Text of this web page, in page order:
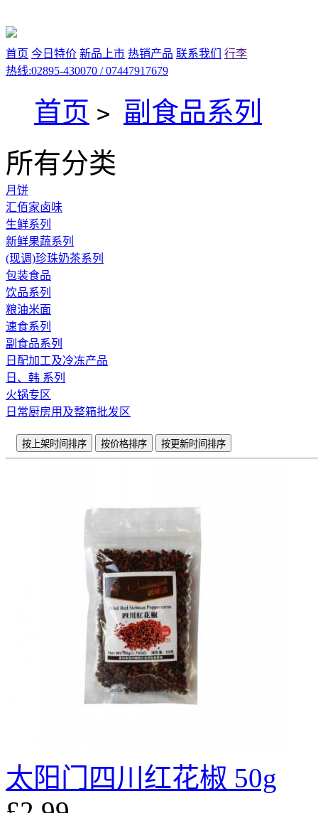
首页 今日特价 新品上市 热销产品 联系我们
行李
热线:02895-430070 / 07447917679
首页 > 副食品系列
所有分类
月饼
汇佰家卤味
生鲜系列
新鲜果蔬系列
(现调)珍珠奶茶系列
包装食品
饮品系列
粮油米面
速食系列
副食品系列
日配加工及冷冻产品
日、韩 系列
火锅专区
日常厨房用及整箱批发区
按上架时间排序 按价格排序 按更新时间排序
太阳门四川红花椒 50g